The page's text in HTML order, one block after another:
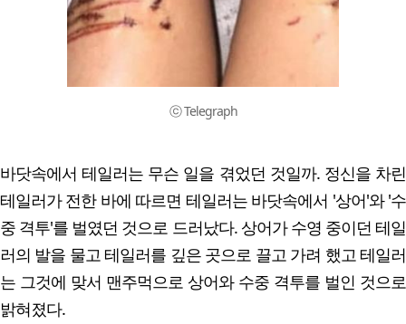
ⓒ Telegraph
바닷속에서 테일러는 무슨 일을 겪었던 것일까. 정신을 차린
테일러가 전한 바에 따르면 테일러는 바닷속에서 '상어'와 '수
중 격투'를 벌였던 것으로 드러났다. 상어가 수영 중이던 테일
러의 발을 물고 테일러를 깊은 곳으로 끌고 가려 했고 테일러
는 그것에 맞서 맨주먹으로 상어와 수중 격투를 벌인 것으로
밝혀졌다.